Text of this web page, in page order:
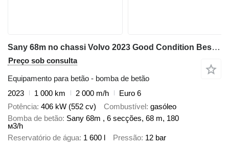
Sany 68m no chassi Volvo 2023 Good Condition Best Price
Preço sob consulta
Equipamento para betão - bomba de betão
2023
1 000 km 2 000 m/h
Euro 6
Potência 406 kW (552 cv) Combustível
gasóleo
Bomba de betão Sany 68m , 6 secções, 68 m, 180
м3/h
Reservatório de água 1 600 l Pressão 12 bar